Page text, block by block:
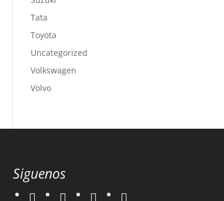
Tata
Toyota
Uncategorized
Volkswagen
Volvo
Siguenos
twitter instagramfacebook google